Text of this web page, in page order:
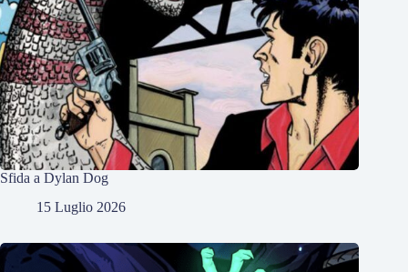
Sfida a Dylan Dog
15 Luglio 2026